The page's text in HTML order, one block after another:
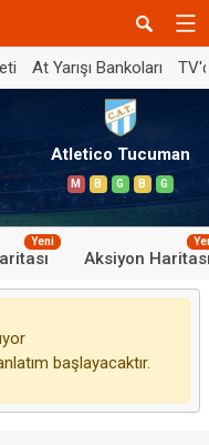
At Yarışı Bankoları
Atletico Tucuman
M B G B G
Yeni
Aksiyon
başlayacaktır.